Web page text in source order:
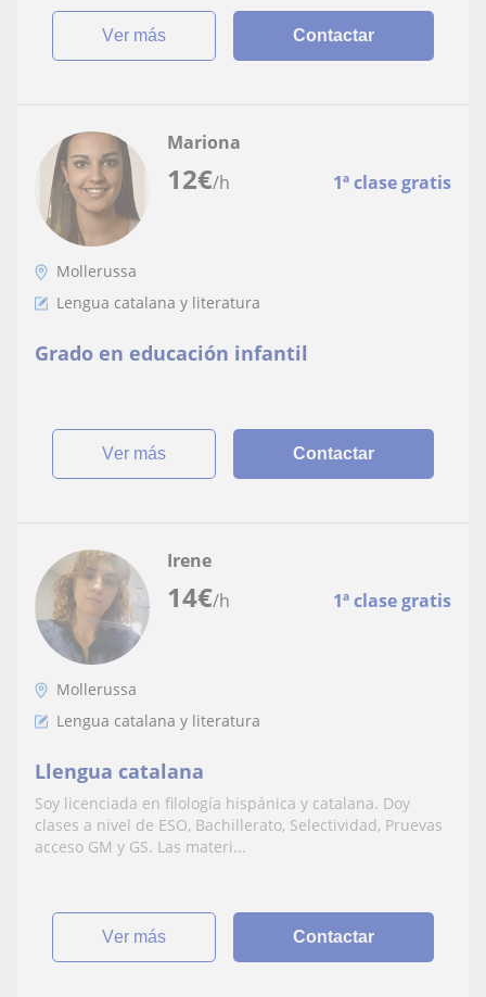
ver más Contactar
12€/h 1ª clase gratis
Mariona
Mollerussa
Lengua catalana y literatura
Grado en educación infantil
ver más Contactar
14€/h 1ª clase gratis
Irene
Mollerussa
Lengua catalana y literatura
Llengua catalana
Soy licenciada en filología hispánica y catalana. Doy
clases a nivel de ESO, Bachillerato, Selectividad, Pruevas
acceso GM y GS. Las materi...
ver más Contactar